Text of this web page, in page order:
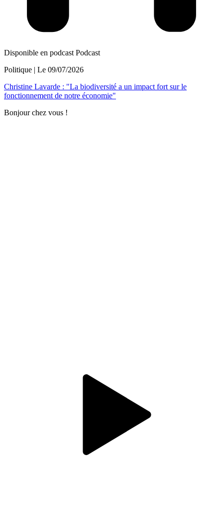
Disponible en podcast Podcast
Politique | Le 09/07/2026
Christine Lavarde : "La biodiversité a un impact fort sur le
fonctionnement de notre économie"
Bonjour chez vous !